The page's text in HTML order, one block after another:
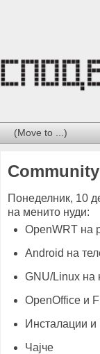
Понеделник, 10
на менито нуди:
OpenWRT на
Android на
GNU/Linux на
OpenOffice и
Инсталации
Чајче